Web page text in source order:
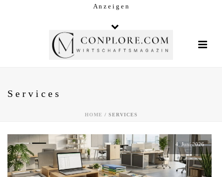
A n z e i g e n
Services
HOME / SERVICES
4. Juni 2026